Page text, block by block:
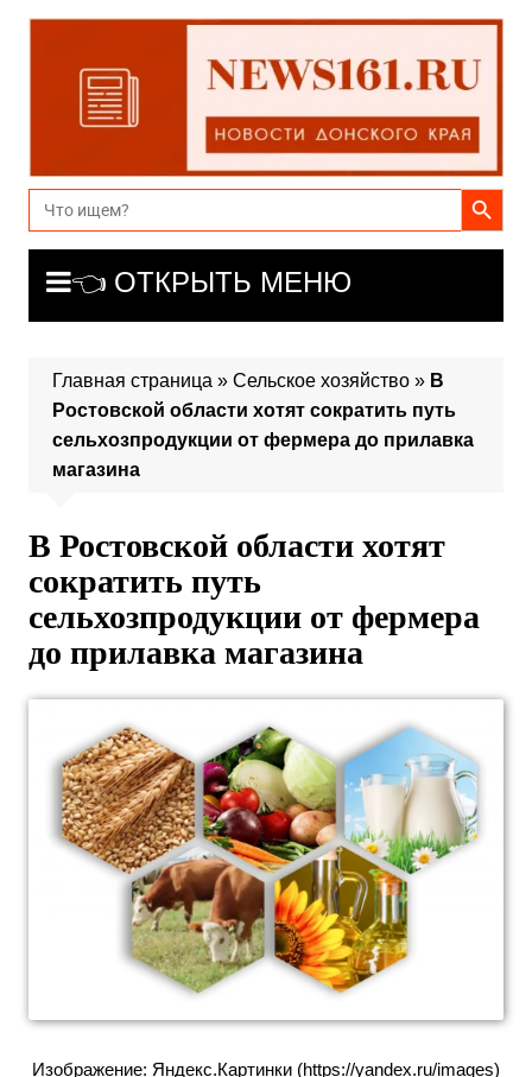
Перейти
содержимому
Search
for:
Search Button
👈 ОТКРЫТЬ МЕНЮ
Главная страница » Сельское хозяйство» В
Ростовской области хотят сократить путь
сельхозпродукции от фермера до прилавка
магазина
В Ростовской области хотят
сократить путь
сельхозпродукции от фермера
до прилавка магазина
Изображение: Яндекс.Картинки (https://yandex.ru/images)